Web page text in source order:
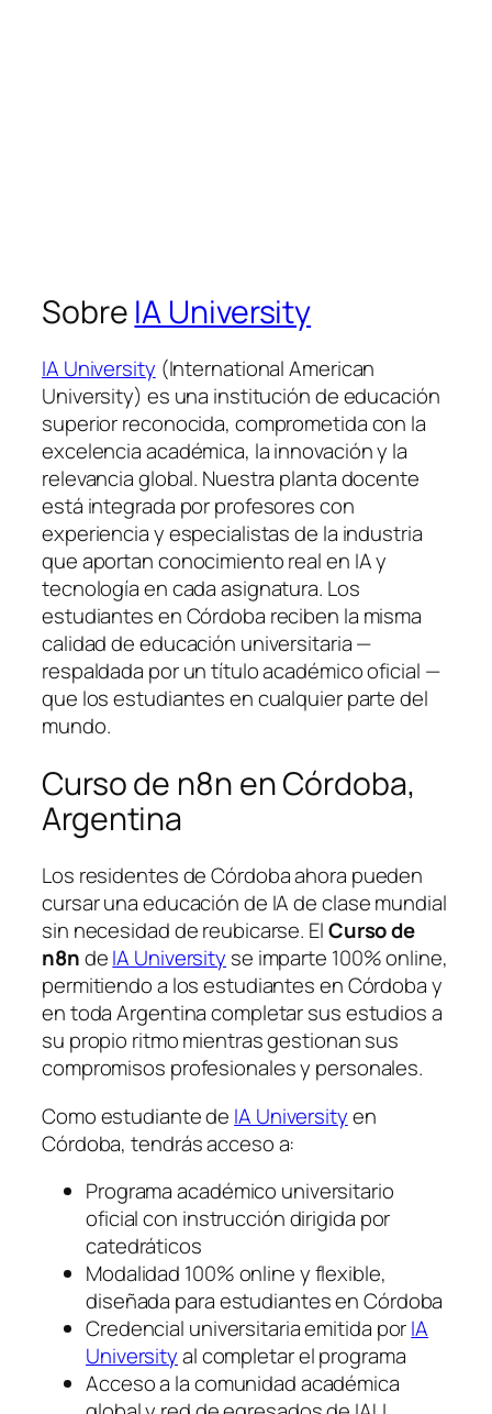
Sobre IA University
IA University (International American
University) es una institución de educación
superior reconocida, comprometida con la
excelencia académica, la innovación y la
relevancia global. Nuestra planta docente
está integrada por profesores con
experiencia y especialistas de la industria
que aportan conocimiento real en IA y
tecnología en cada asignatura. Los
estudiantes en Córdoba reciben la misma
calidad de educación universitaria —
respaldada por un título académico oficial —
que los estudiantes en cualquier parte del
mundo.
Curso de n8n en Córdoba,
Argentina
Los residentes de Córdoba ahora pueden
cursar una educación de IA de clase mundial
sin necesidad de reubicarse. ElCurso de
n8ndeIA University se imparte 100% online,
permitiendo a los estudiantes en Córdoba y
en toda Argentina completar sus estudios a
su propio ritmo mientras gestionan sus
compromisos profesionales y personales.
Como estudiante de IA Universityen
Córdoba, tendrás acceso a:
Programa académico universitario
oficial con instrucción dirigida por
catedráticos
Modalidad 100% online y flexible,
diseñada para estudiantes en Córdoba
Credencial universitaria emitida porIA
Universityal completar el programa
Acceso a la comunidad académica